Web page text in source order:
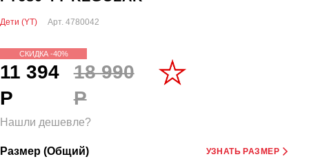
Дети (YT) Арт. 4780042
СКИДКА -40%
11 394
Р
18 990
Р
Нашли дешевле?
Размер (Общий) УЗНАТЬ РАЗМЕР